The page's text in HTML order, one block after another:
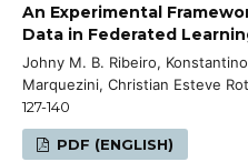
An Experimental
Data in Federated
Johny M. B. Ribeiro,
Marquezini, Christian Esteve
127-140
PDF (ENGLISH)